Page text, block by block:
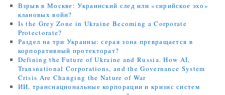
Взрыв в Москве: Украинский след или «сирийское эхо»
клановых войн?
Is the Grey Zone in Ukraine Becoming a Corporate
Protectorate?
Раздел на три Украины: серая зона превращается в
корпоративный протекторат?
Defining the Future of Ukraine and Russia. How AI,
Transnational Corporations, and the Governance System
Crisis Are Changing the Nature of War
ИИ, транснациональные корпорации и кризис систем